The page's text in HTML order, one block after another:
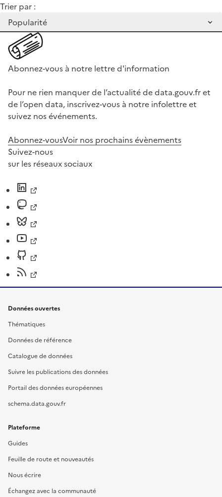
Trier par :
Abonnez-vous à notre lettre d'information
Pour ne rien manquer de l’actualité de data.gouv.fr et
de l’open data, inscrivez-vous à notre infolettre et
suivez nos événements.
Abonnez-vousVoir nos prochains évènements
Suivez-nous
sur les réseaux sociaux
Données ouvertes
Thématiques
Données de référence
Catalogue de données
Suivre les publications des données
Portail des données européennes
schema.data.gouv.fr
Plateforme
Guides
Feuille de route et nouveautés
Nous écrire
Échangez avec la communauté